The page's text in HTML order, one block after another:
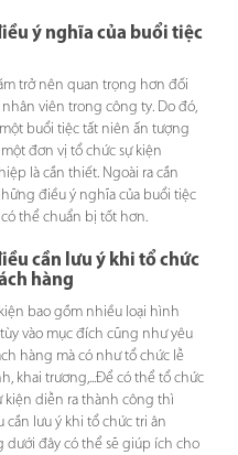
ý nghĩa của buổi tiệc
trở nên quan trọng hơn đối
viên trong công ty. Do đó,
buổi tiệc tất niên ấn tượng
đơn vị tổ chức sự kiện
là cần thiết. Ngoài ra cần
điều ý nghĩa của buổi tiệc
thể chuẩn bị tốt hơn.
cần lưu ý khi tổ chức
hàng
kiện bao gồm nhiều loại hình
vào mục đích cũng như yêu
hàng mà có như tổ chức lễ
khai trương,...Để có thể tổ chức
kiện diễn ra thành công thì
cần lưu ý khi tổ chức tri ân
dưới đây có thể sẽ giúp ích cho